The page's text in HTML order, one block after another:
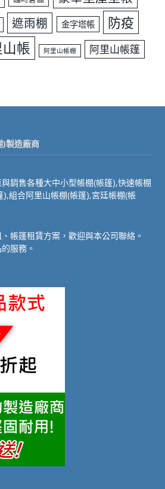
遮雨棚 金字塔帳 防疫
帳 阿里山帳棚 阿里山帳篷
)製造廠商
銷售各種大中小型帳棚(帳篷),快速帳棚
組合阿里山帳棚(帳篷),宮廷帳棚(帳
帳篷租賃方案，歡迎與本公司聯絡。
服務。